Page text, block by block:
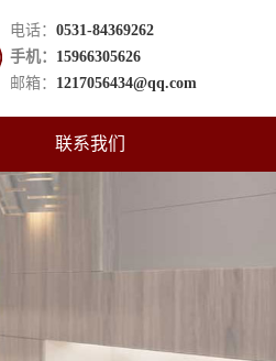
电话： 0531-84369262
手机： 15966305626
邮箱： 1217056434@qq.com
联系我们